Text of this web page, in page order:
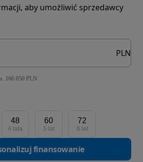
aby umożliwić sprzedawcy
PLN
166 050 PLN
48
4 lata
60
5 lat
72
6 lat
finansowanie